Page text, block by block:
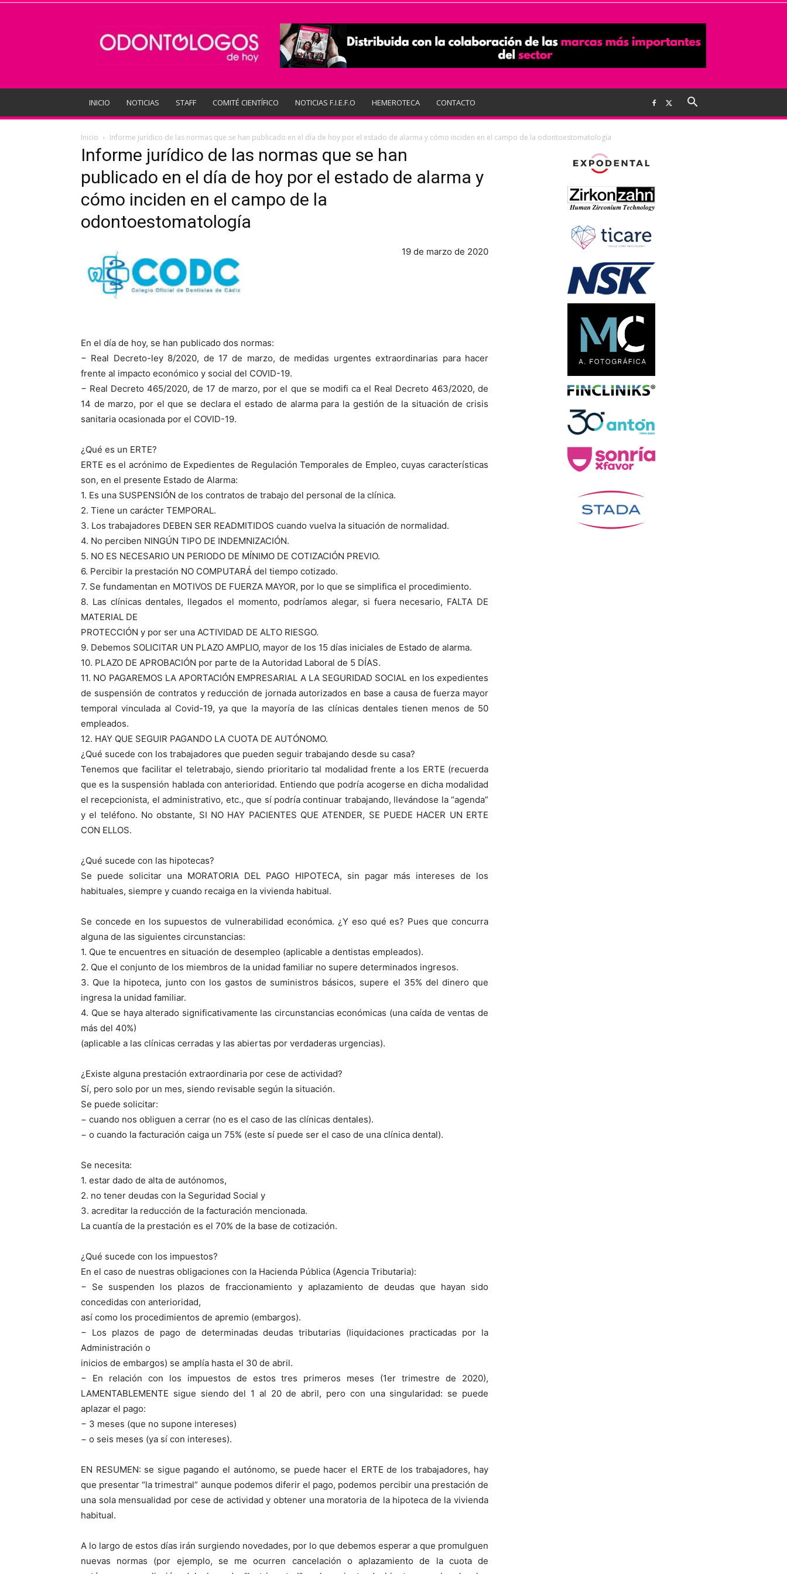
de
Hoy
INICIO NOTICIAS STAFF COMITÉ CIENTÍFICO NOTICIAS F.I.E.F.O HEMEROTECA CONTACTO
Inicio Informe jurídico de las normas que se han publicado en el día de hoy por el estado de alarma y cómo inciden en el campo de la odontoestomatología
Informe jurídico de las normas que se han
publicado en el día de hoy por el estado de alarma y
cómo inciden en el campo de la
odontoestomatología
19 de marzo de 2020
En el día de hoy, se han publicado dos normas:
− Real Decreto-ley 8/2020, de 17 de marzo, de medidas urgentes extraordinarias para hacer
frente al impacto económico y social del COVID-19.
− Real Decreto 465/2020, de 17 de marzo, por el que se modifi ca el Real Decreto 463/2020, de
14 de marzo, por el que se declara el estado de alarma para la gestión de la situación de crisis
sanitaria ocasionada por el COVID-19.
¿Qué es un ERTE?
ERTE es el acrónimo de Expedientes de Regulación Temporales de Empleo, cuyas características
son, en el presente Estado de Alarma:
1. Es una SUSPENSIÓN de los contratos de trabajo del personal de la clínica.
2. Tiene un carácter TEMPORAL.
3. Los trabajadores DEBEN SER READMITIDOS cuando vuelva la situación de normalidad.
4. No perciben NINGÚN TIPO DE INDEMNIZACIÓN.
5. NO ES NECESARIO UN PERIODO DE MÍNIMO DE COTIZACIÓN PREVIO.
6. Percibir la prestación NO COMPUTARÁ del tiempo cotizado.
7. Se fundamentan en MOTIVOS DE FUERZA MAYOR, por lo que se simplifica el procedimiento.
8. Las clínicas dentales, llegados el momento, podríamos alegar, si fuera necesario, FALTA DE
MATERIAL DE
PROTECCIÓN y por ser una ACTIVIDAD DE ALTO RIESGO.
9. Debemos SOLICITAR UN PLAZO AMPLIO, mayor de los 15 días iniciales de Estado de alarma.
10. PLAZO DE APROBACIÓN por parte de la Autoridad Laboral de 5 DÍAS.
11. NO PAGAREMOS LA APORTACIÓN EMPRESARIAL A LA SEGURIDAD SOCIAL en los expedientes
de suspensión de contratos y reducción de jornada autorizados en base a causa de fuerza mayor
temporal vinculada al Covid-19, ya que la mayoría de las clínicas dentales tienen menos de 50
empleados.
12. HAY QUE SEGUIR PAGANDO LA CUOTA DE AUTÓNOMO.
¿Qué sucede con los trabajadores que pueden seguir trabajando desde su casa?
Tenemos que facilitar el teletrabajo, siendo prioritario tal modalidad frente a los ERTE (recuerda
que es la suspensión hablada con anterioridad. Entiendo que podría acogerse en dicha modalidad
el recepcionista, el administrativo, etc., que sí podría continuar trabajando, llevándose la “agenda”
y el teléfono. No obstante, SI NO HAY PACIENTES QUE ATENDER, SE PUEDE HACER UN ERTE
CON ELLOS.
¿Qué sucede con las hipotecas?
Se puede solicitar una MORATORIA DEL PAGO HIPOTECA, sin pagar más intereses de los
habituales, siempre y cuando recaiga en la vivienda habitual.
Se concede en los supuestos de vulnerabilidad económica. ¿Y eso qué es? Pues que concurra
alguna de las siguientes circunstancias:
1. Que te encuentres en situación de desempleo (aplicable a dentistas empleados).
2. Que el conjunto de los miembros de la unidad familiar no supere determinados ingresos.
3. Que la hipoteca, junto con los gastos de suministros básicos, supere el 35% del dinero que
ingresa la unidad familiar.
4. Que se haya alterado significativamente las circunstancias económicas (una caída de ventas de
más del 40%)
(aplicable a las clínicas cerradas y las abiertas por verdaderas urgencias).
¿Existe alguna prestación extraordinaria por cese de actividad?
Sí, pero solo por un mes, siendo revisable según la situación.
Se puede solicitar:
− cuando nos obliguen a cerrar (no es el caso de las clínicas dentales).
− o cuando la facturación caiga un 75% (este sí puede ser el caso de una clínica dental).
Se necesita:
1. estar dado de alta de autónomos,
2. no tener deudas con la Seguridad Social y
3. acreditar la reducción de la facturación mencionada.
La cuantía de la prestación es el 70% de la base de cotización.
¿Qué sucede con los impuestos?
En el caso de nuestras obligaciones con la Hacienda Pública (Agencia Tributaria):
− Se suspenden los plazos de fraccionamiento y aplazamiento de deudas que hayan sido
concedidas con anterioridad,
así como los procedimientos de apremio (embargos).
− Los plazos de pago de determinadas deudas tributarias (liquidaciones practicadas por la
Administración o
inicios de embargos) se amplía hasta el 30 de abril.
− En relación con los impuestos de estos tres primeros meses (1er trimestre de 2020),
LAMENTABLEMENTE sigue siendo del 1 al 20 de abril, pero con una singularidad: se puede
aplazar el pago:
− 3 meses (que no supone intereses)
− o seis meses (ya sí con intereses).
EN RESUMEN: se sigue pagando el autónomo, se puede hacer el ERTE de los trabajadores, hay
que presentar “la trimestral” aunque podemos diferir el pago, podemos percibir una prestación de
una sola mensualidad por cese de actividad y obtener una moratoria de la hipoteca de la vivienda
habitual.
A lo largo de estos días irán surgiendo novedades, por lo que debemos esperar a que promulguen
nuevas normas (por ejemplo, se me ocurren cancelación o aplazamiento de la cuota de